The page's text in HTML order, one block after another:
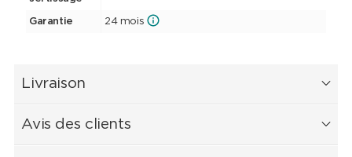
Garantie 24 mois
Livraison
Avis des clients